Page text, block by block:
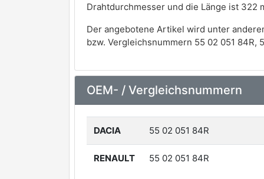
Drahtdurchmesser und die Länge ist 322
Der angebotene Artikel wird unter
bzw. Vergleichsnummern 55 02 051 84R,
OEM- / Vergleichsnummern
DACIA 55 02 051 84R
RENAULT 55 02 051 84R